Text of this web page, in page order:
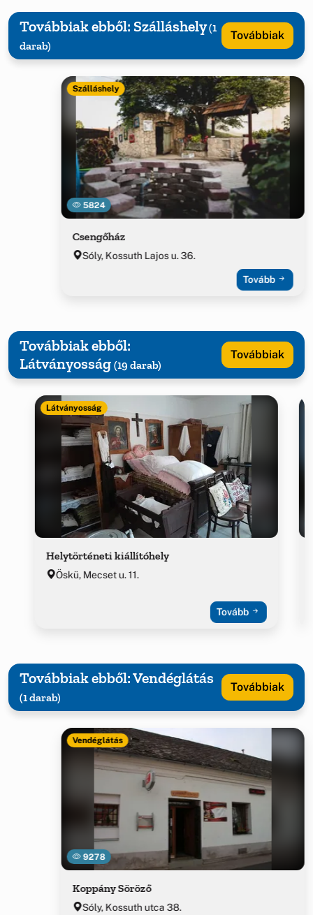
Továbbiak ebből: Szálláshely(1
darab)
Továbbiak
5824
Szálláshely
Csengőház
Sóly, Kossuth Lajos u. 36.
Tovább
Továbbiak ebből:
Látványosság (19 darab)
Továbbiak
Látványosság
Helytörténeti kiállítóhely
Öskü, Mecset u. 11.
Tovább
Továbbiak ebből: Vendéglátás
(1 darab)
Továbbiak
9278
Vendéglátás
Koppány Söröző
Sóly, Kossuth utca 38.